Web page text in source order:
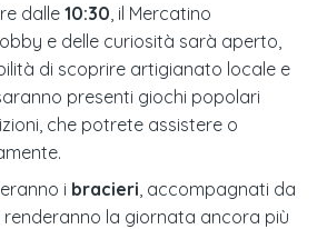
dalle 10:30 , il Mercatino
e delle curiosità sarà aperto,
di scoprire artigianato locale e
presenti giochi popolari
che potrete assistere o
i bracieri , accompagnati da
renderanno la giornata ancora più